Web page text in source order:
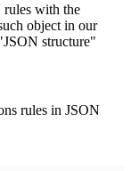
rules with the
object in our
structure"
rules in JSON